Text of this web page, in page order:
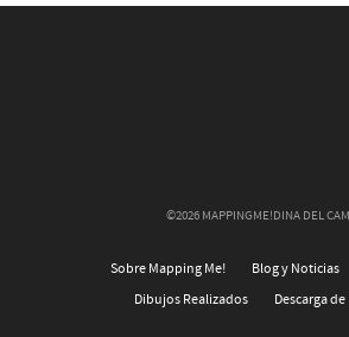
©2026 MAPPINGME!DINA DEL
Sobre Mapping Me! Blog y Noticias
Dibujos Realizados
Descarga